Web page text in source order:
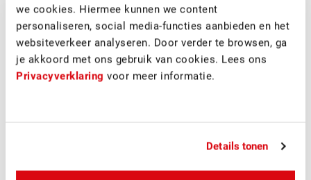
we cookies. Hiermee kunnen we content
personaliseren, social media-functies aanbieden en het
websiteverkeer analyseren. Door verder te browsen, ga
je akkoord met ons gebruik van cookies. Lees ons
Privacyverklaring voor meer informatie.
Details tonen
Architecten is verantwoordelijk voor het ontwerp.